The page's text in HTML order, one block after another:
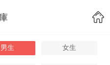
男生 女生